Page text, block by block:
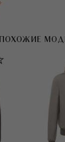
ПОХОЖИЕ